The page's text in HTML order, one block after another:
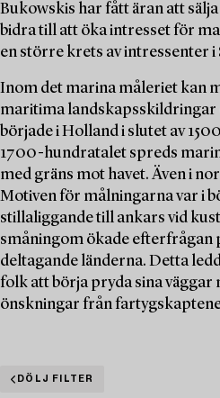
Bukowskis har fått äran att
bidra till att öka intresset för
en större krets av intressenter i
Inom det marina måleriet kan
maritima
började i Holland i slutet av
1700-hundratalet spreds
med gräns mot havet. Även i
Motiven för målningarna var i
stillaliggande till ankars vid
småningom ökade efterfrågan
deltagande länderna. Detta
folk att börja pryda sina väggar
önskningar från
DÖLJ FILTER